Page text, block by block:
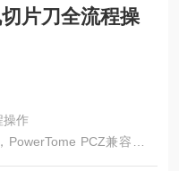
片刀全流程操
操作
PCZ兼容玻璃